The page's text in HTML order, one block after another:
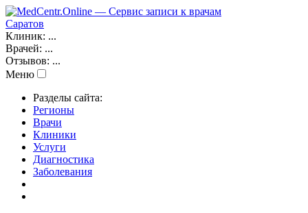
Саратов
Клиник: ...
Врачей: ...
Отзывов: ...
Меню
Разделы сайта:
Регионы
Врачи
Клиники
Услуги
Диагностика
Заболевания